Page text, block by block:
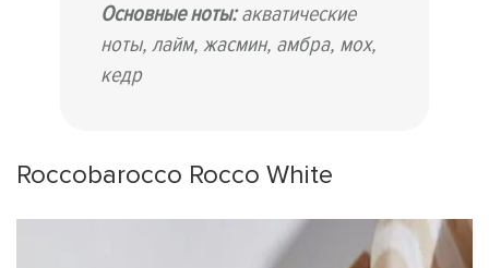
Основные ноты:акватические
ноты, лайм, жасмин, амбра, мох,
кедр
Roccobarocco Rocco White